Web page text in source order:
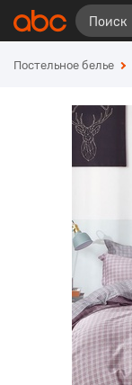
Постельное белье